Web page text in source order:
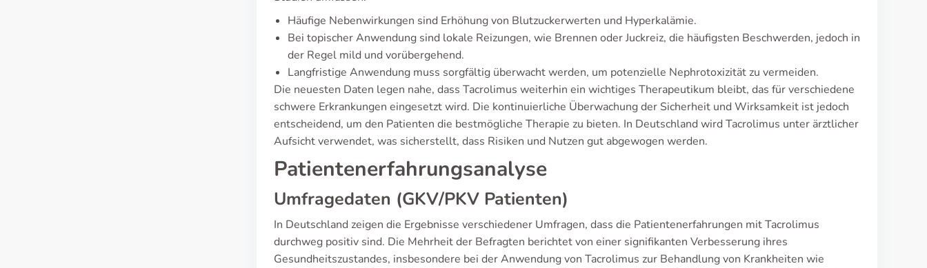
Häufige Nebenwirkungen sind Erhöhung von Blutzuckerwerten und Hyperkalämie.
Bei topischer Anwendung sind lokale Reizungen, wie Brennen oder Juckreiz, die häufigsten Beschwerden, jedoch in
der Regel mild und vorübergehend.
Langfristige Anwendung muss sorgfältig überwacht werden, um potenzielle Nephrotoxizität zu vermeiden.
Die neuesten Daten legen nahe, dass Tacrolimus weiterhin ein wichtiges Therapeutikum bleibt, das für verschiedene
schwere Erkrankungen eingesetzt wird. Die kontinuierliche Überwachung der Sicherheit und Wirksamkeit ist jedoch
entscheidend, um den Patienten die bestmögliche Therapie zu bieten. In Deutschland wird Tacrolimus unter ärztlicher
Aufsicht verwendet, was sicherstellt, dass Risiken und Nutzen gut abgewogen werden.
Patientenerfahrungsanalyse
Umfragedaten (GKV/PKV Patienten)
In Deutschland zeigen die Ergebnisse verschiedener Umfragen, dass die Patientenerfahrungen mit Tacrolimus
durchweg positiv sind. Die Mehrheit der Befragten berichtet von einer signifikanten Verbesserung ihres
Gesundheitszustandes, insbesondere bei der Anwendung von Tacrolimus zur Behandlung von Krankheiten wie